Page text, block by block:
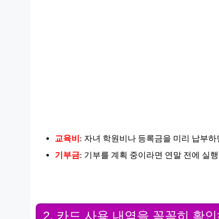
교육비 : 자녀 학원비나 등록금을 미리 납부
기부금: 기부를 계획 중이라면 연말 전에 실
2. 카드 사용 내역을 꼼꼼히 확